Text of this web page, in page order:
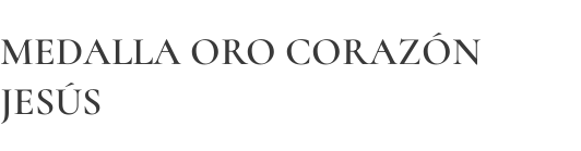
MEDALLA ORO CORAZÓN
JESÚS